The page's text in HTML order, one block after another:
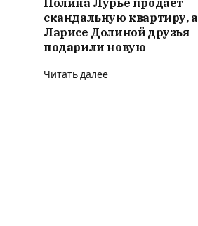
скандальную квартиру, а
Ларисе Долиной друзья
подарили новую
Читать далее